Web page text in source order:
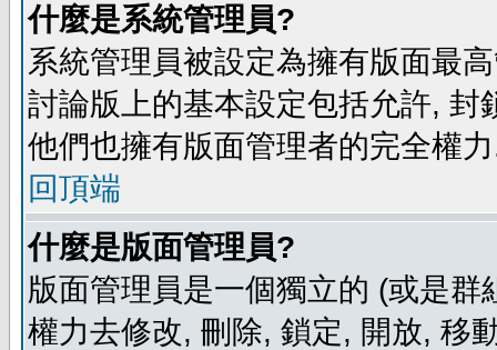
什麼是系統管理員?
系統管理員被設定為擁有版面最
討論版上的基本設定包括允許,
他們也擁有版面管理者的完全權
回頂端
什麼是版面管理員?
版面管理員是一個獨立的 (或是
權力去修改, 刪除, 鎖定, 開放, 移